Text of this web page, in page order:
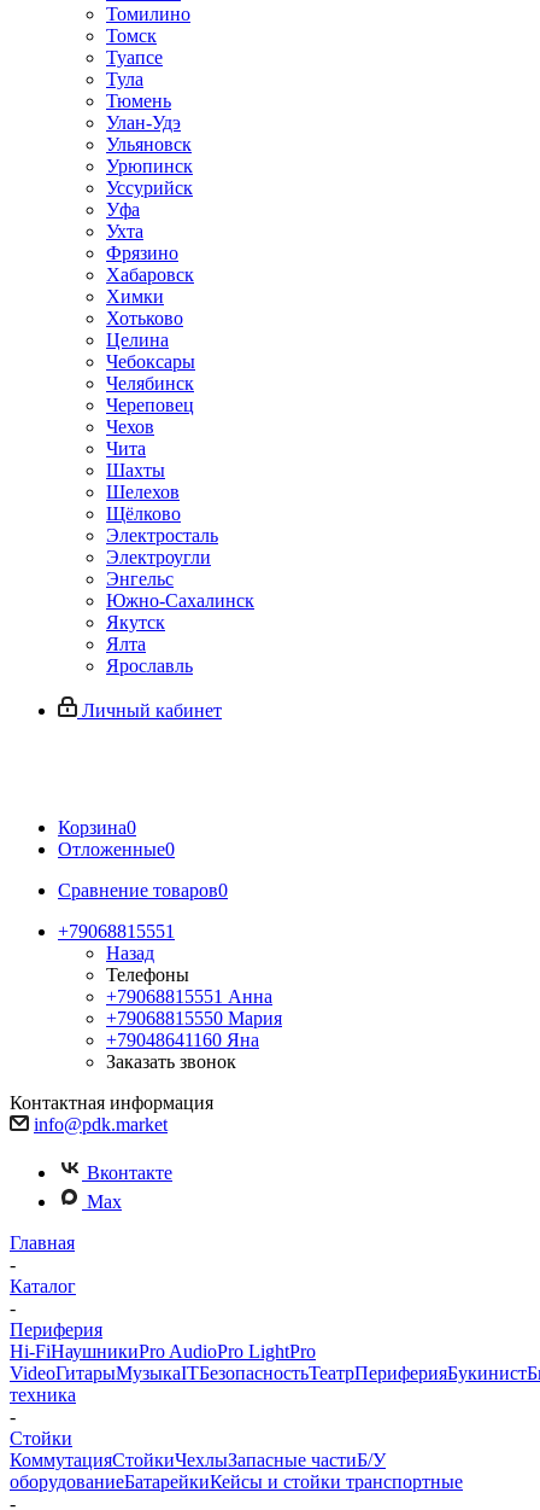
Томилино
Томск
Туапсе
Тула
Тюмень
Улан-Удэ
Ульяновск
Урюпинск
Уссурийск
Уфа
Ухта
Фрязино
Хабаровск
Химки
Хотьково
Целина
Чебоксары
Челябинск
Череповец
Чехов
Чита
Шахты
Шелехов
Щёлково
Электросталь
Электроугли
Энгельс
Южно-Сахалинск
Якутск
Ялта
Ярославль
Личный кабинет
Корзина0
Отложенные0
Сравнение товаров0
+79068815551
Назад
Телефоны
+79068815551 Анна
+79068815550 Мария
+79048641160 Яна
Заказать звонок
Контактная информация
info@pdk.market
Вконтакте
Max
Главная
-
Каталог
-
Периферия
Hi-FiНаушникиPro AudioPro LightPro
VideoГитарыМузыкаITБезопасностьТеатрПериферияБукинист
техника
-
Стойки
КоммутацияСтойкиЧехлыЗапасные частиБ/У
оборудованиеБатарейкиКейсы и стойки транспортные
-